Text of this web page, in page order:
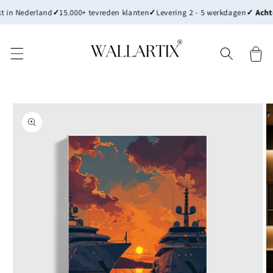
naar de
content
Nederland✓15.000+ tevreden klanten✓Levering 2 - 5 werkdagen✓